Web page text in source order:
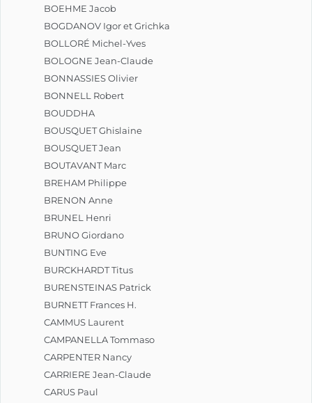
BOEHME Jacob
BOGDANOV Igor et Grichka
BOLLORÉ Michel-Yves
BOLOGNE Jean-Claude
BONNASSIES Olivier
BONNELL Robert
BOUDDHA
BOUSQUET Ghislaine
BOUSQUET Jean
BOUTAVANT Marc
BREHAM Philippe
BRENON Anne
BRUNEL Henri
BRUNO Giordano
BUNTING Eve
BURCKHARDT Titus
BURENSTEINAS Patrick
BURNETT Frances H.
CAMMUS Laurent
CAMPANELLA Tommaso
CARPENTER Nancy
CARRIERE Jean-Claude
CARUS Paul